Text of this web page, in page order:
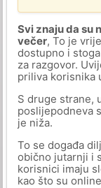
Svi znaju da su
večer, To je
dostupno i
za razgovor.
priliva korisnika
S druge strane,
poslijepodneva
je niža.
To se događa
obično jutarnji i
korisnici imaju
kao što su